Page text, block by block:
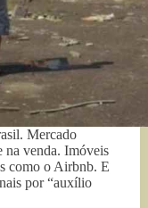
Mercado
na venda. Imóveis
como o Airbnb. E
por “auxílio